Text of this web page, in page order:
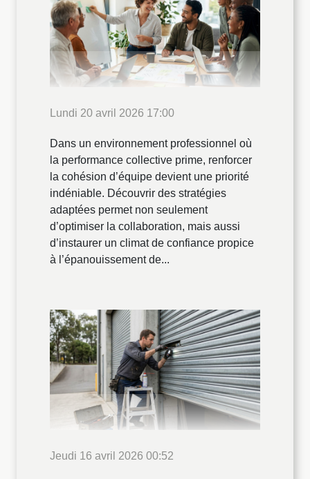
Lundi 20 avril 2026 17:00
Dans un environnement professionnel où
la performance collective prime, renforcer
la cohésion d’équipe devient une priorité
indéniable. Découvrir des stratégies
adaptées permet non seulement
d’optimiser la collaboration, mais aussi
d’instaurer un climat de confiance propice
à l’épanouissement de...
Jeudi 16 avril 2026 00:52